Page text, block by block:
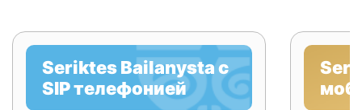
Seriktes Bailanysta с
SIP телефонией